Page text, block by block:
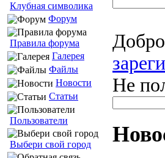
Клубная символика
Форум
Правила форума
Галерея
Файлы
Новости
Статьи
Пользователи
Выбери свой город
Не